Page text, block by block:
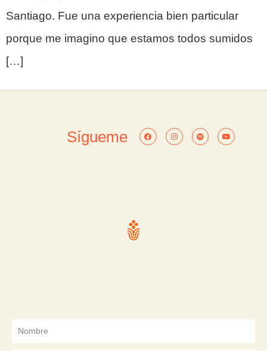
Santiago. Fue una experiencia bien particular
porque me imagino que estamos todos sumidos
[…]
Sígueme